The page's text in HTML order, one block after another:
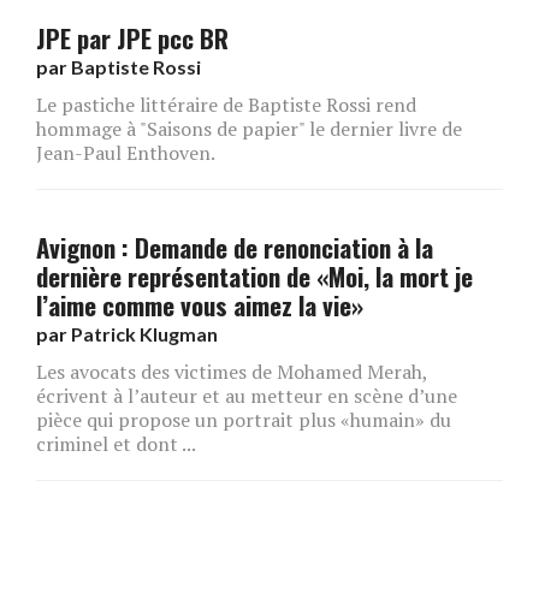
JPE par JPE pcc BR
par Baptiste Rossi
Le pastiche littéraire de Baptiste Rossi rend
hommage à "Saisons de papier" le dernier livre de
Jean-Paul Enthoven.
Avignon : Demande de renonciation à la
dernière représentation de «Moi, la mort je
l’aime comme vous aimez la vie»
par Patrick Klugman
Les avocats des victimes de Mohamed Merah,
écrivent à l’auteur et au metteur en scène d’une
pièce qui propose un portrait plus «humain» du
criminel et dont ...